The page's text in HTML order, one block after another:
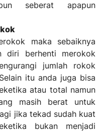
seberat apapun
maka sebaiknya
diri berhenti merokok
jumlah rokok
itu anda juga bisa
atau total namun
masih berat untuk
jika tekad sudah kuat
bukan menjadi